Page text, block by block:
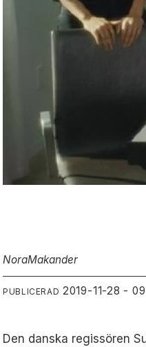
NoraMakander
PUBLICERAD 2019-11-28 -
Den danska regissören